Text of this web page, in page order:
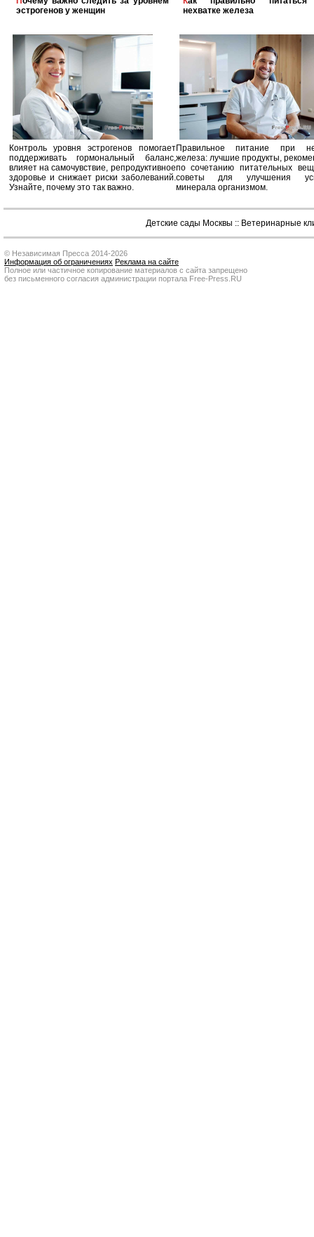
эстрогенов у женщин
Контроль уровня эстрогенов помогает
поддерживать гормональный баланс,
влияет на самочувствие, репродуктивное
здоровье и снижает риски заболеваний.
Узнайте, почему это так важно.
нехватке железа
Правильное питание при
железа: лучшие продукты,
по сочетанию питательных
советы для улучшения
минерала организмом.
Детские сады Москвы :: Ветеринарные
© Независимая Пресса 2014-2026
Информация об ограничениях Реклама на сайте
Полное или частичное копирование материалов с сайта запрещено
без письменного согласия администрации портала Free-Press.RU